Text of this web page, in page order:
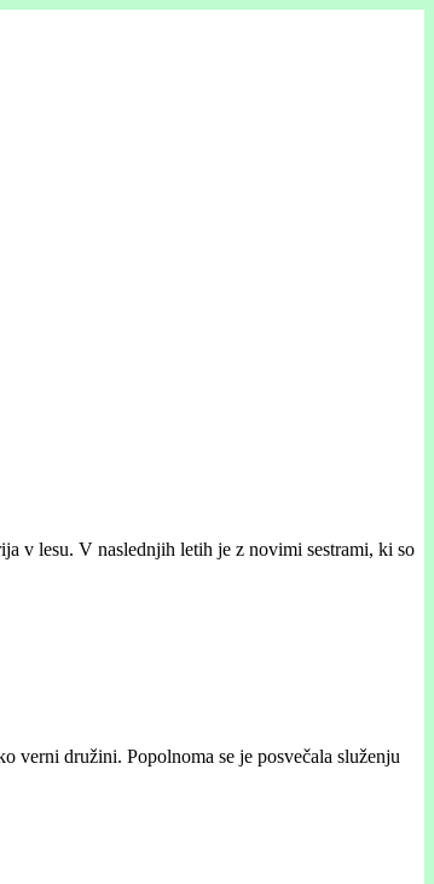
v lesu. V naslednjih letih je z novimi sestrami, ki so
verni družini. Popolnoma se je posvečala služenju